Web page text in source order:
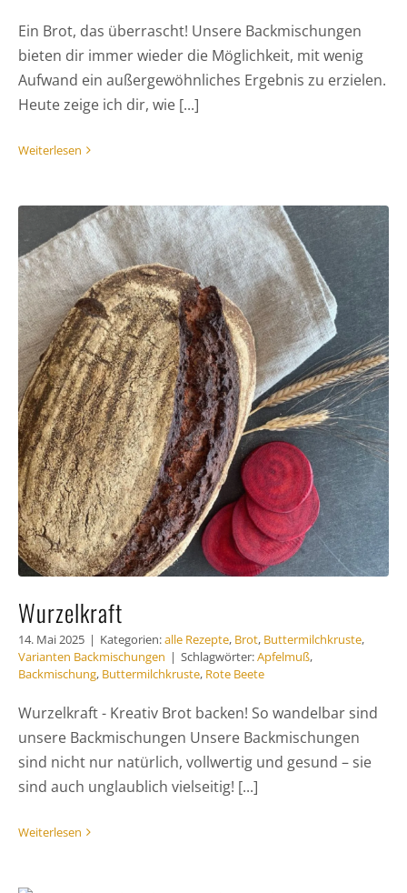
Ein Brot, das überrascht! Unsere Backmischungen
bieten dir immer wieder die Möglichkeit, mit wenig
Aufwand ein außergewöhnliches Ergebnis zu erzielen.
Heute zeige ich dir, wie [...]
Weiterlesen
Wurzelkraft
14. Mai 2025 | Kategorien:alle Rezepte, Brot, Buttermilchkruste,
Varianten Backmischungen | Schlagwörter:Apfelmuß,
Backmischung, Buttermilchkruste, Rote Beete
Wurzelkraft - Kreativ Brot backen! So wandelbar sind
unsere Backmischungen Unsere Backmischungen
sind nicht nur natürlich, vollwertig und gesund – sie
sind auch unglaublich vielseitig! [...]
Weiterlesen